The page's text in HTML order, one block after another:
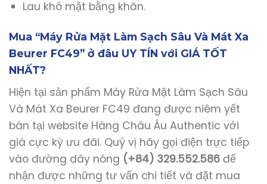
Lau khô mặt bằng khăn.
Mua “Máy Rửa Mặt Làm Sạch Sâu Và Mát Xa
Beurer FC49” ở đâu UY TÍN với GIÁ TỐT
NHẤT?
Hiện tại sản phẩm Máy Rửa Mặt Làm Sạch Sâu
Và Mát Xa Beurer FC49 đang được niêm yết
bán tại website Hàng Châu Âu Authentic với
giá cực kỳ ưu đãi. Quý vị hãy gọi điện trực tiếp
vào đường dây nóng (+84) 329.552.586 để
nhận được những tư vấn chi tiết và đặt mua